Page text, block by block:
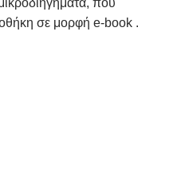
που
σε μορφή e-book .